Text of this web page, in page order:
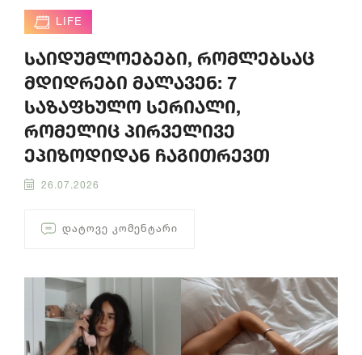
LIFE
საიდუმლოებები, რომლებსაც
მდიდრები მალავენ: 7
საზაფხულო სერიალი,
რომელიც პირველივე
ეპიზოდიდან ჩაგითრევთ
26.07.2026
ᲓᲐᲢᲝᲕᲔ ᲙᲝᲛᲔᲜᲢᲐᲠᲘ